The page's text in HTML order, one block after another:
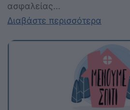
ασφαλείας...
Διαβάστε περισσότερα